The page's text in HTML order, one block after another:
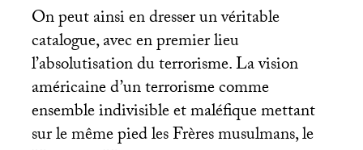
On peut ainsi en dresser un véritable
catalogue, avec en premier lieu
l’absolutisation du terrorisme. La vision
américaine d’un terrorisme comme
ensemble indivisible et maléfique mettant
sur le même pied les Frères musulmans, le